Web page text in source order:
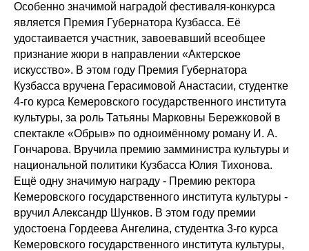
Особенно значимой наградой фестиваля-конкурса
является Премия Губернатора Кузбасса. Её
удостаивается участник, завоевавший всеобщее
признание жюри в направлении «Актерское
искусство». В этом году Премия Губернатора
Кузбасса вручена Герасимовой Анастасии, студентке
4-го курса Кемеровского государственного института
культуры, за роль Татьяны Марковны Бережковой в
спектакле «Обрыв» по одноимённому роману И. А.
Гончарова. Вручила премию замминистра культуры и
национальной политики Кузбасса Юлия Тихонова.
Ещё одну значимую награду - Премию ректора
Кемеровского государственного института культуры -
вручил Александр Шунков. В этом году премии
удостоена Гордеева Ангелина, студентка 3-го курса
Кемеровского государственного института культуры,